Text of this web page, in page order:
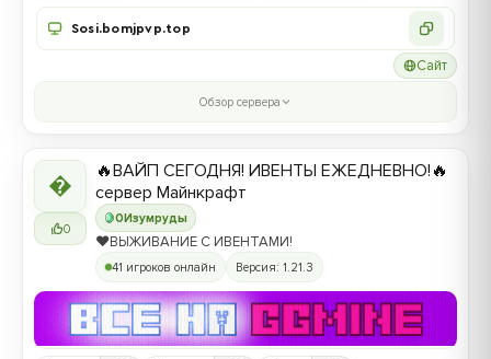
Sosi.bomjpvp.top
Сайт
Обзор сервера

0
0Изумруды
🔥ВАЙП СЕГОДНЯ! ИВЕНТЫ ЕЖЕДНЕВНО!🔥
сервер Майнкрафт
❤️ВЫЖИВАНИЕ С ИВЕНТАМИ!
41 игроков онлайн Версия: 1.21.3